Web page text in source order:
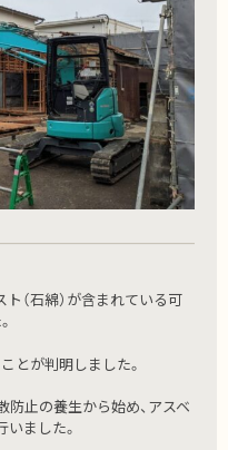
（石綿）が含まれている可
とが判明しました。
防止の養生から始め、アスベ
ました。